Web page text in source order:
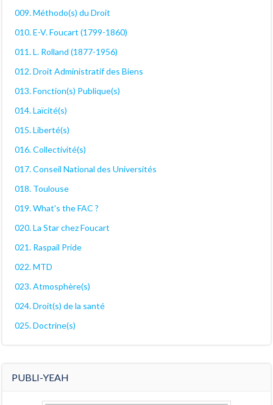
009. Méthodo(s) du Droit
010. E-V. Foucart (1799-1860)
011. L. Rolland (1877-1956)
012. Droit Administratif des Biens
013. Fonction(s) Publique(s)
014. Laïcité(s)
015. Liberté(s)
016. Collectivité(s)
017. Conseil National des Universités
018. Toulouse
019. What's the FAC ?
020. La Star chez Foucart
021. Raspail Pride
022. MTD
023. Atmosphère(s)
024. Droit(s) de la santé
025. Doctrine(s)
PUBLI-YEAH